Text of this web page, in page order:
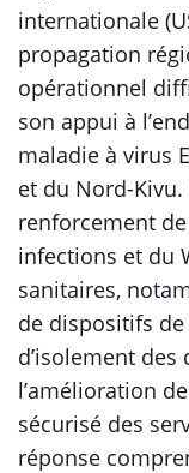
internationale
propagation
opérationnel
son appui à
maladie à virus
et du Nord-Kivu.
renforcement
infections et du
sanitaires,
de dispositifs
d’isolement des
l’amélioration
sécurisé des
réponse